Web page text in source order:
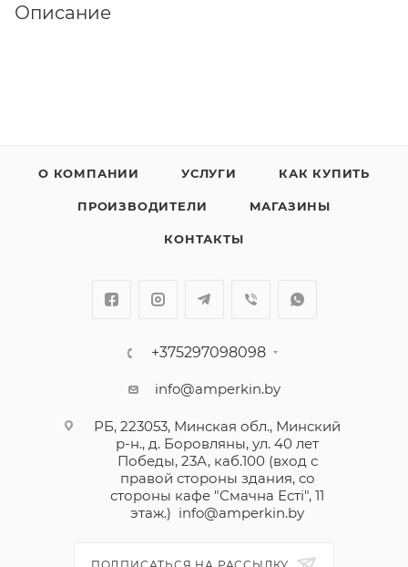
Описание
О КОМПАНИИ УСЛУГИ КАК КУПИТЬ
ПРОИЗВОДИТЕЛИ МАГАЗИНЫ
КОНТАКТЫ
+375297098098
info@amperkin.by
РБ, 223053, Минская обл., Минский
р-н., д. Боровляны, ул. 40 лет
Победы, 23А, каб.100 (вход с
правой стороны здания, со
стороны кафе "Смачна Естi", 11
этаж.) info@amperkin.by